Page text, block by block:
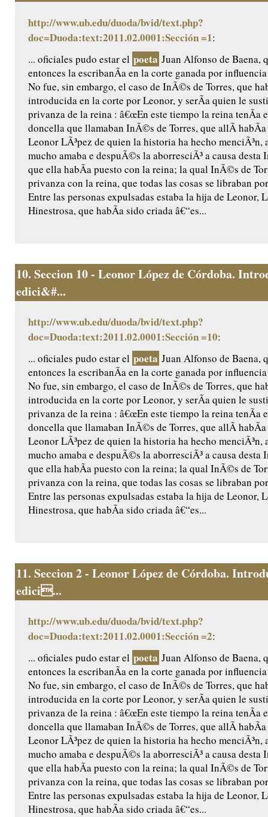
http://www.ub.edu/duoda/bvid/text.php?
doc=Duoda:text:2011.02.0001:Sección =1:
... oficiales pudo estar el poeta Juan Alfonso de Baena,
entonces la escribanÃ­a en la corte ganada por
No fue, sin embargo, el caso de InÃ©s de Torres, que
introducida en la corte por Leonor, y serÃ­a quien le
privanza de la reina : â€œEn este tiempo la reina tenÃ­a
doncella que llamaban InÃ©s de Torres, que allÃ­
Leonor LÃ³pez de quien la historia ha hecho menciÃ³n,
mucho amaba e despuÃ©s la aborresciÃ³ a causa desta
que ella habÃ­a puesto con la reina; la qual InÃ©s de
privanza con la reina, que todas las cosas se libraban por
Entre las personas expulsadas estaba la hija de Leonor,
Hinestrosa, que habÃ­a sido criada â€“es...
10. Seccion 10 - Leonor López de Córdoba.
edici&#...
http://www.ub.edu/duoda/bvid/text.php?
doc=Duoda:text:2011.02.0001:Sección =10:
... oficiales pudo estar el poeta Juan Alfonso de Baena,
entonces la escribanÃ­a en la corte ganada por
No fue, sin embargo, el caso de InÃ©s de Torres, que
introducida en la corte por Leonor, y serÃ­a quien le
privanza de la reina : â€œEn este tiempo la reina tenÃ­a
doncella que llamaban InÃ©s de Torres, que allÃ­
Leonor LÃ³pez de quien la historia ha hecho menciÃ³n,
mucho amaba e despuÃ©s la aborresciÃ³ a causa desta
que ella habÃ­a puesto con la reina; la qual InÃ©s de
privanza con la reina, que todas las cosas se libraban por
Entre las personas expulsadas estaba la hija de Leonor,
Hinestrosa, que habÃ­a sido criada â€“es...
11. Seccion 2 - Leonor López de Córdoba.
edici...
http://www.ub.edu/duoda/bvid/text.php?
doc=Duoda:text:2011.02.0001:Sección =2:
... oficiales pudo estar el poeta Juan Alfonso de Baena,
entonces la escribanÃ­a en la corte ganada por
No fue, sin embargo, el caso de InÃ©s de Torres, que
introducida en la corte por Leonor, y serÃ­a quien le
privanza de la reina : â€œEn este tiempo la reina tenÃ­a
doncella que llamaban InÃ©s de Torres, que allÃ­
Leonor LÃ³pez de quien la historia ha hecho menciÃ³n,
mucho amaba e despuÃ©s la aborresciÃ³ a causa desta
que ella habÃ­a puesto con la reina; la qual InÃ©s de
privanza con la reina, que todas las cosas se libraban por
Entre las personas expulsadas estaba la hija de Leonor,
Hinestrosa, que habÃ­a sido criada â€“es...